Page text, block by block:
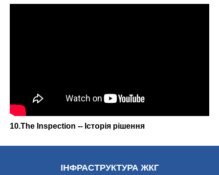
10.The Inspection -- Історія рішення
ІНФРАСТРУКТУРА ЖКГ